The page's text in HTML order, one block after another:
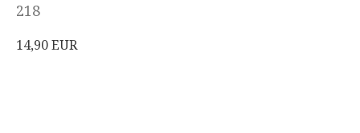
218
14,90EUR